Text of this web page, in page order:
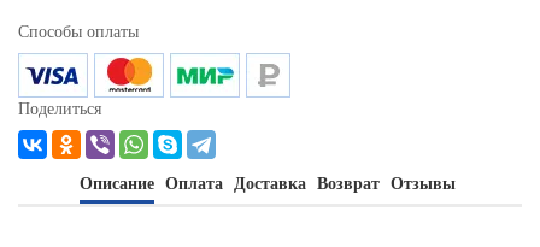
Способы оплаты
Поделиться
Описание Оплата Доставка Возврат Отзывы